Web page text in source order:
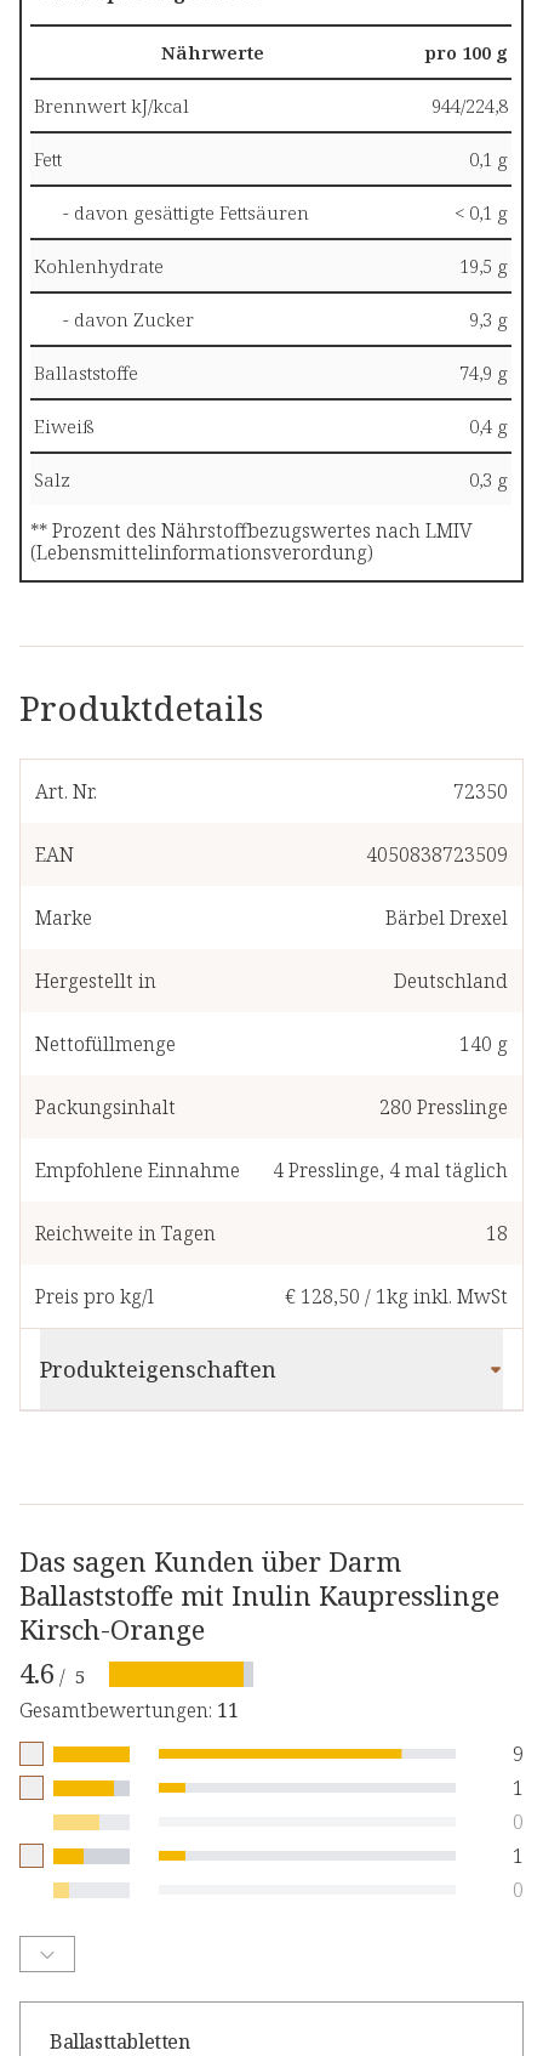
Produktdetails
Art. Nr. 72350
EAN 4050838723509
Marke Bärbel Drexel
Hergestellt in Deutschland
Nettofüllmenge 140 g
Packungsinhalt 280 Presslinge
Empfohlene Einnahme 4Presslinge, 4 mal täglich
Reichweite in Tagen 18
Preis pro kg/l € 128,50 / 1kginkl. MwSt
Produkteigenschaften
Nährwerte pro 100 g
Brennwert kJ/kcal 944/224,8
Fett 0,1 g
- davon gesättigte Fettsäuren < 0,1 g
Kohlenhydrate 19,5 g
- davon Zucker 9,3 g
Ballaststoffe 74,9 g
Eiweiß 0,4 g
Salz 0,3 g
** Prozent des Nährstoffbezugswertes nach LMIV
(Lebensmittelinformationsverordung)
Das sagen Kunden über Darm
Ballaststoffe mit Inulin Kaupresslinge
Kirsch-Orange
4.6 / 5
Gesamtbewertungen: 11
9
1
0
1
0
Ballasttabletten